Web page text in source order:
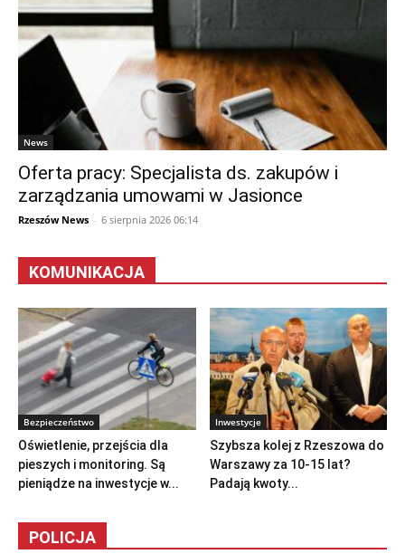
News
Oferta pracy: Specjalista ds. zakupów i
zarządzania umowami w Jasionce
Rzeszów News - 6 sierpnia 2026 06:14
KOMUNIKACJA
Bezpieczeństwo
Oświetlenie, przejścia dla
pieszych i monitoring. Są
pieniądze na inwestycje w...
Inwestycje
Szybsza kolej z Rzeszowa do
Warszawy za 10-15 lat?
Padają kwoty...
POLICJA